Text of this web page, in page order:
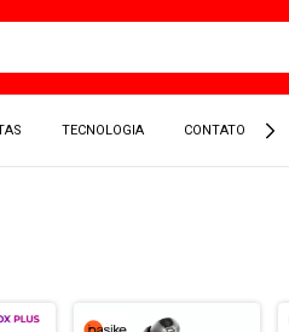
TECNOLOGIA CONTATO